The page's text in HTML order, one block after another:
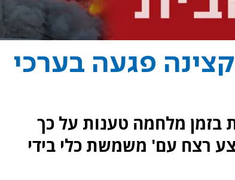
פגעה בערכי
מלחמה טענות על כך
רצח עם' משמשת כלי בידי